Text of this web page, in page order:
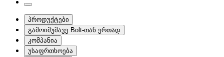
პროდუქტები
გამოიმუშავე Bolt-თან ერთად
კომპანია
უსაფრთხოება